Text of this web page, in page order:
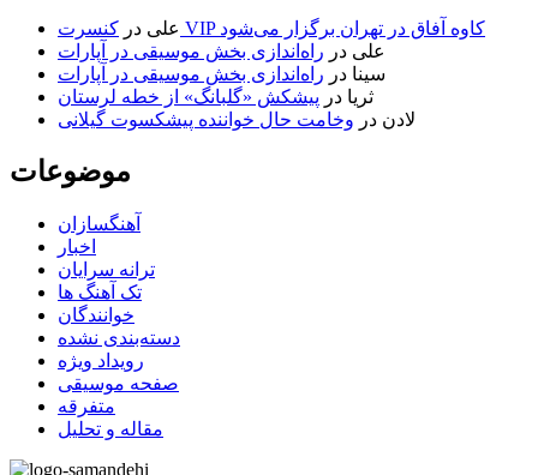
علی در
کنسرت VIP کاوه آفاق در تهران برگزار می‌شود
علی در راه‌اندازی بخش موسیقی در آپارات
سینا در راه‌اندازی بخش موسیقی در آپارات
ثریا در پیشکش «گلبانگ» از خطه لرستان
لادن در وخامت حال خواننده پیشکسوت گیلانی
موضوعات
آهنگسازان
اخبار
ترانه سرایان
تک آهنگ ها
خوانندگان
دسته‌بندی نشده
رویداد ویژه
صفحه موسیقی
متفرقه
مقاله و تحلیل